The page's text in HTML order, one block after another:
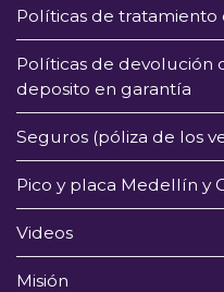
Políticas de tratamiento
Políticas de devolución
deposito en garantía
Seguros (póliza de los
Pico y placa Medellín y
Videos
Misión